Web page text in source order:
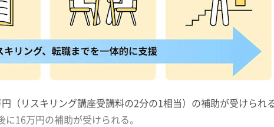
（リスキリング講座受講料の2分の1相当）の補助が受けられ
16万円の補助が受けられる。